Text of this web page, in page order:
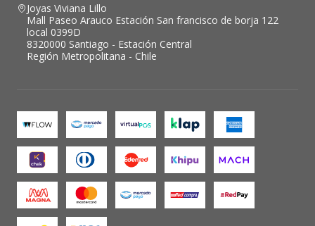
Joyas Viviana Lillo
Mall Paseo Arauco Estación San francisco de borja 122
local 0399D
8320000 Santiago - Estación Central
Región Metropolitana - Chile